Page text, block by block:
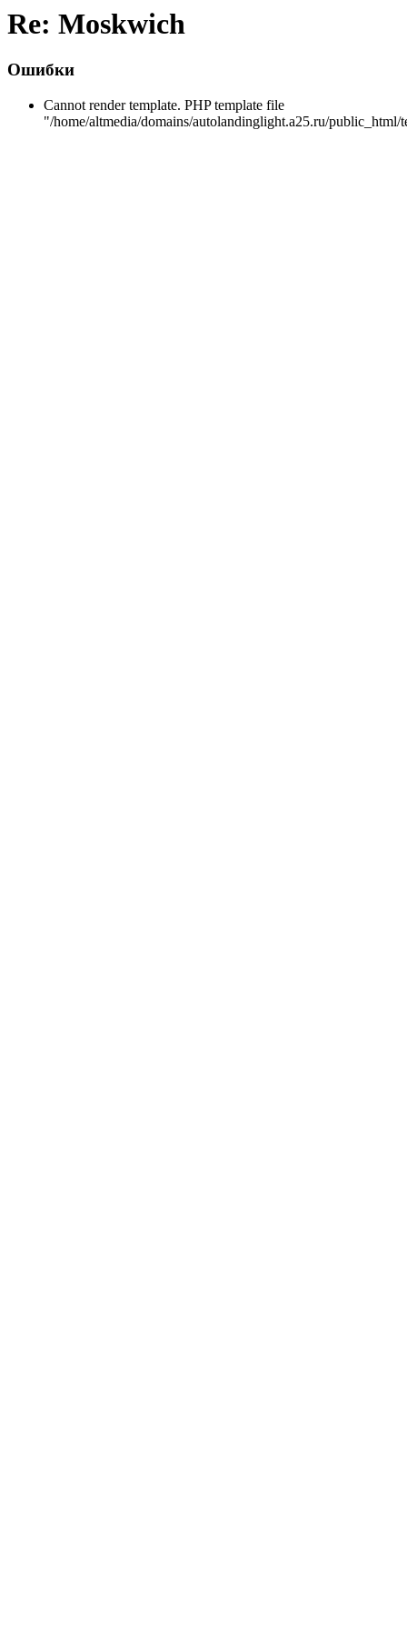
Re: Moskwich
Ошибки
Cannot render template. PHP template file
"/home/altmedia/domains/autolandinglight.a25.ru/